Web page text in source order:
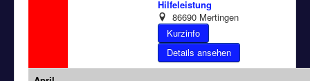
Hilfeleistung
86690 Mertingen
Details ansehen